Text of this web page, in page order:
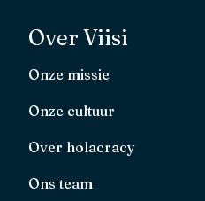
Over Viisi
Onze missie
Onze cultuur
Over holacracy
Ons team